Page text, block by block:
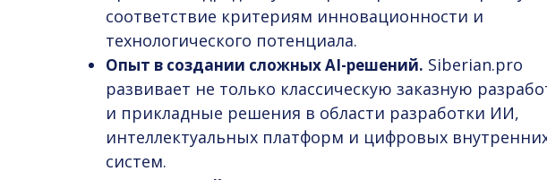
соответствие критериям инновационности и
технологического потенциала.
Опыт в создании сложных AI-решений. Siberian.pro
развивает не только классическую заказную
и прикладные решения в области разработки ИИ,
интеллектуальных платформ и цифровых
систем.